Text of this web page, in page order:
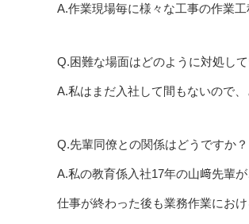
A.作業現場毎に様々な工事の作業
Q.困難な場面はどのように対処し
A.私はまだ入社して間もないので
Q.先輩同僚との関係はどうですか？
A.私の教育係入社17年の山﨑先輩
仕事が終わった後も業務作業にお